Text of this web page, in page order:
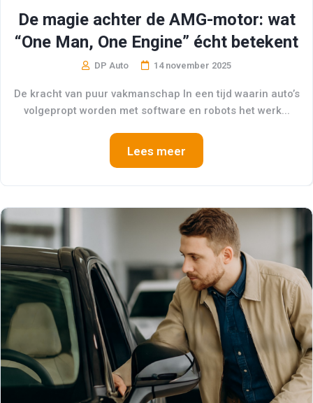
De magie achter de AMG-motor: wat
“One Man, One Engine” écht betekent
DP Auto 14 november 2025
De kracht van puur vakmanschap In een tijd waarin auto’s
volgepropt worden met software en robots het werk...
Lees meer